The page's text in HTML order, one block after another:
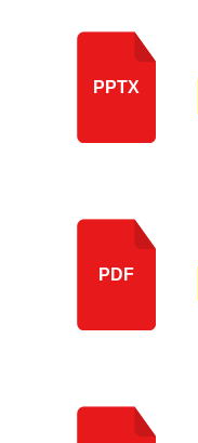
PPTX
PDF